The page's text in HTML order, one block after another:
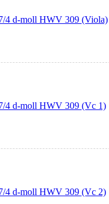
4 d-moll HWV 309 (Viola)
4 d-moll HWV 309 (Vc 1)
4 d-moll HWV 309 (Vc 2)